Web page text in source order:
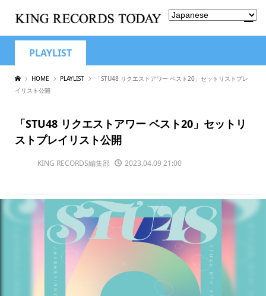
PLAYLIST
HOME PLAYLIST
「STU48 リクエストアワー ベスト20」セットリストプレ
イリスト公開
「STU48 リクエストアワー ベスト20」セットリ
ストプレイリスト公開
KING RECORDS編集部 2023.04.09 21:00